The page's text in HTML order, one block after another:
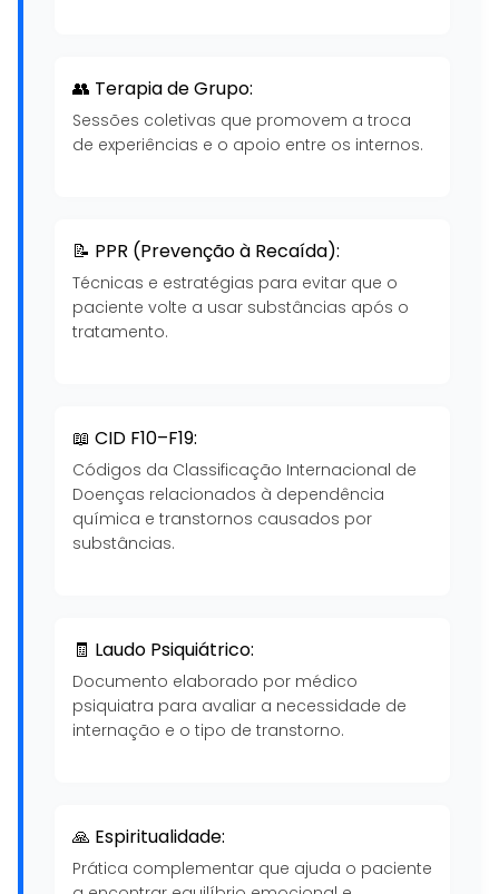
👥 Terapia de Grupo:
Sessões coletivas que promovem a troca
de experiências e o apoio entre os internos.
📝 PPR (Prevenção à Recaída):
Técnicas e estratégias para evitar que o
paciente volte a usar substâncias após o
tratamento.
📖 CID F10–F19:
Códigos da Classificação Internacional de
Doenças relacionados à dependência
química e transtornos causados por
substâncias.
🧾 Laudo Psiquiátrico:
Documento elaborado por médico
psiquiatra para avaliar a necessidade de
internação e o tipo de transtorno.
🙏 Espiritualidade:
Prática complementar que ajuda o paciente